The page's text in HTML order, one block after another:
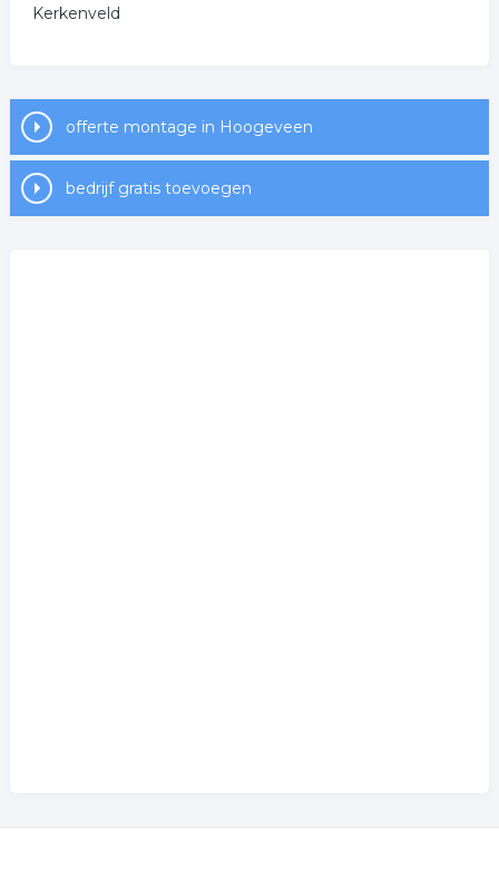
Kerkenveld
offerte montage in Hoogeveen
bedrijf gratis toevoegen